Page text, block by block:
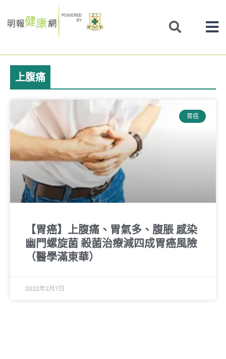
to
上腹痛
胃癌
【胃癌】上腹痛、胃氣多、腹脹 感染
幽門螺旋菌 殺菌治療減四成胃癌風險
（醫學滿東華）
2022年2月7日